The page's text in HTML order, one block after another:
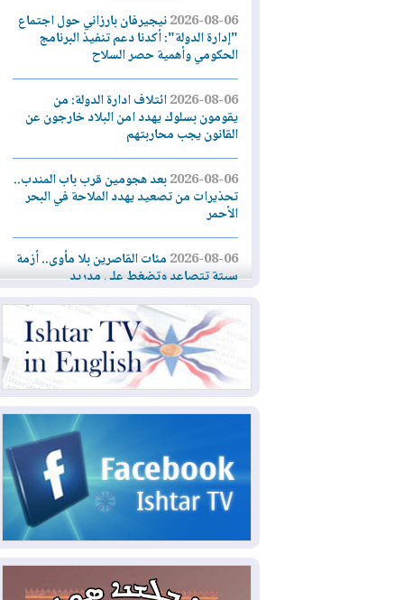
2026-08-06نيجيرفان بارزاني حول اجتماع
"إدارة الدولة": أكدنا دعم تنفيذ البرنامج
الحكومي وأهمية حصر السلاح
2026-08-06ائتلاف ادارة الدولة: من
يقومون بسلوك يهدد امن البلاد خارجون عن
القانون يجب محاربتهم
2026-08-06بعد هجومين قرب باب المندب..
تحذيرات من تصعيد يهدد الملاحة في البحر
الأحمر
2026-08-06مئات القاصرين بلا مأوى.. أزمة
سبتة تتصاعد وتضغط على مدريد
2026-08-05
لمدة عام.. بدء توريد 100
مليون قدم مكعب يومياً من غاز كورمور في
إقليم كوردستان إلى وزارة الكهرباء العراقية
ملامح أخطر التحديات التي تواجه العراق
2026-08-05
حرائق فرنسا.. توقيف 402
شخص بينهم 156 قاصرا منذ بداية موسم
الحرائق
2026-08-04سومو: إنتاج النفط في إقليم
كوردستان انخفض إلى أقل من 10%